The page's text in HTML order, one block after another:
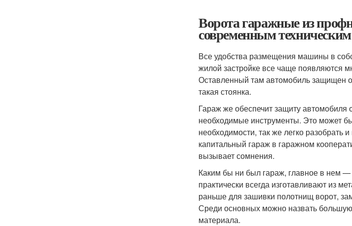
Ворота гаражные из
современным
Все удобства размещения машины в
жилой застройке все чаще появляются
Оставленный там автомобиль защищен
такая стоянка.
Гараж же обеспечит защиту автомобиля
необходимые инструменты. Это может
необходимости, так же легко
капитальный гараж в гаражном
вызывает сомнения.
Каким бы ни был гараж, главное в нем
практически всегда изготавливают из
раньше для зашивки полотнищ ворот,
Среди основных можно назвать
материала.